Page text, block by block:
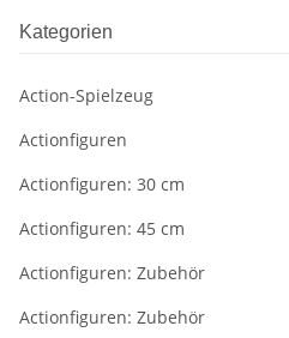
Kategorien
Action-Spielzeug
Actionfiguren
Actionfiguren: 30 cm
Actionfiguren: 45 cm
Actionfiguren: Zubehör
Actionfiguren: Zubehör